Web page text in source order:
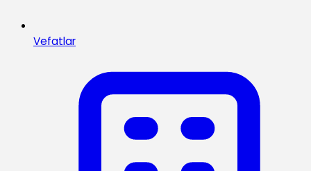
Vefatlar